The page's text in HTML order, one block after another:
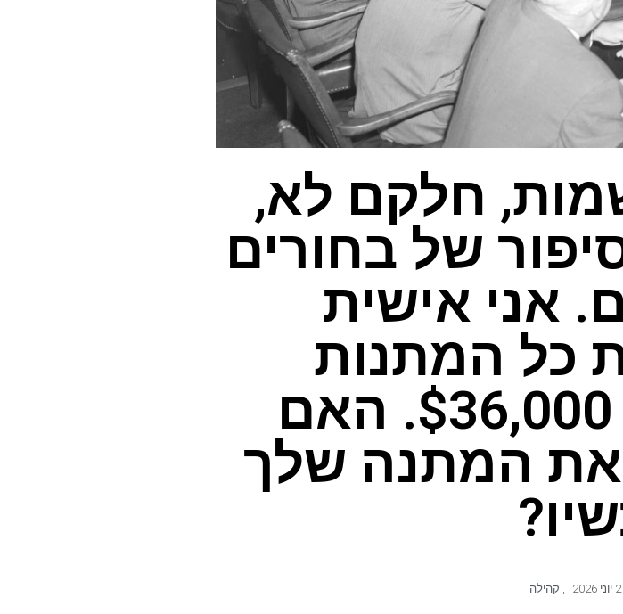
חלקם לא,
של בחורים
אני אישית
כל המתנות
לפורוורד, עד $36,000. האם
את המתנה שלך
2 יוני 2026 , קהילה